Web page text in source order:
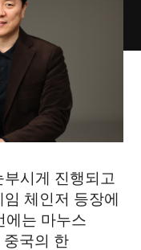
시게 진행되고
임 체인저 등장에
에는 마누스
중국의 한